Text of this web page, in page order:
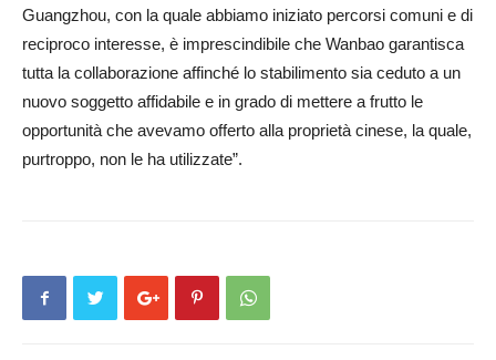
Guang­zhou, con la quale abbiamo iniziato percorsi comuni e di
reciproco interesse, è imprescindibile che Wanbao garantisca
tutta la collaborazione affinché lo stabilimento sia ceduto a un
nuovo soggetto affidabile e in grado di mettere a frutto le
opportunità che avevamo offerto alla proprietà cinese, la quale,
purtroppo, non le ha utilizzate”.